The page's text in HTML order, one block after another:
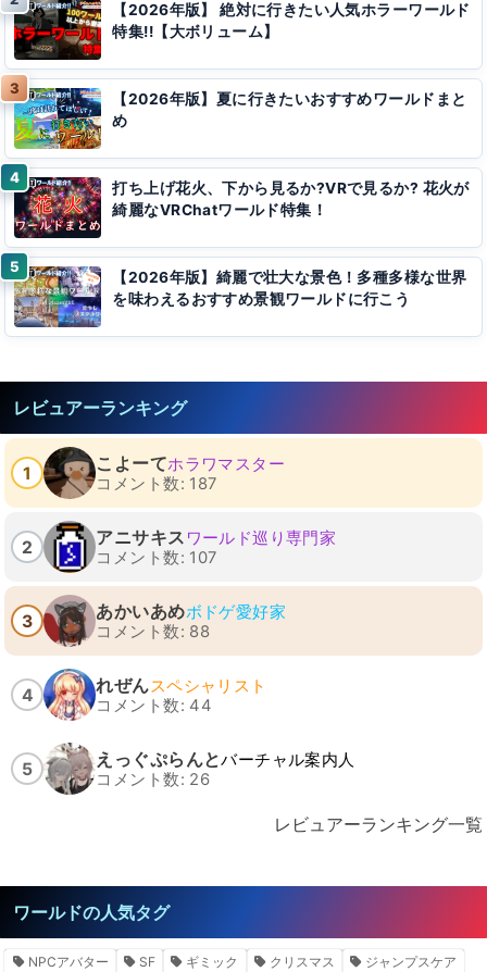
【2026年版】 絶対に行きたい人気ホラーワールド
特集!!【大ボリューム】
【2026年版】夏に行きたいおすすめワールドまと
め
打ち上げ花火、下から見るか?VRで見るか? 花火が
綺麗なVRChatワールド特集！
【2026年版】綺麗で壮大な景色！多種多様な世界
を味わえるおすすめ景観ワールドに行こう
レビュアーランキング
1 こよーてホラワマスター
コメント数: 187
2 アニサキス ワールド巡り専門家
コメント数: 107
3 あかいあめボドゲ愛好家
コメント数: 88
4 れぜんスペシャリスト
コメント数: 44
5 えっぐぷらんとバーチャル案内人
コメント数: 26
レビュアーランキング一覧
ワールドの人気タグ
NPCアバター SF ギミック クリスマス
ジャンプスケア